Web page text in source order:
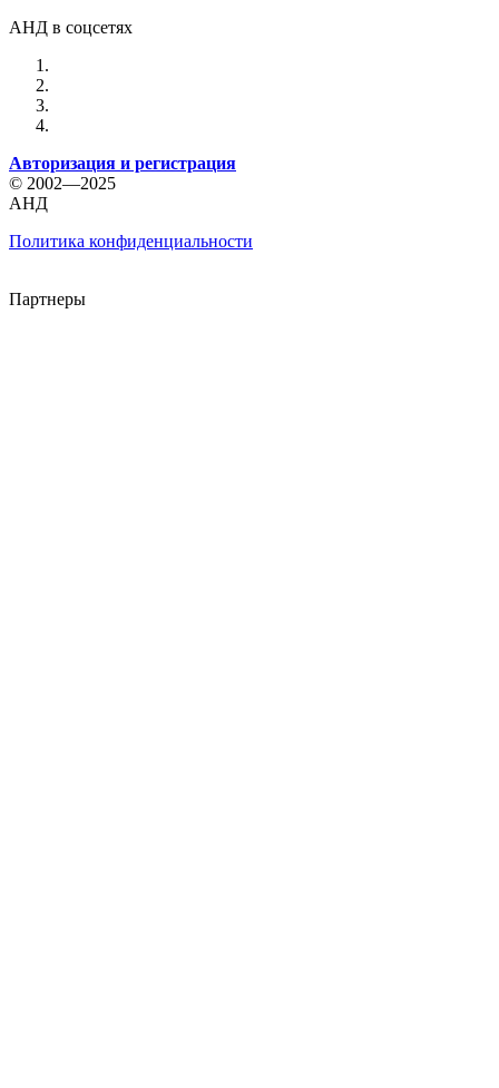
АНД в соцсетях
Авторизация и регистрация
© 2002—2025
АНД
Политика конфиденциальности
Партнеры